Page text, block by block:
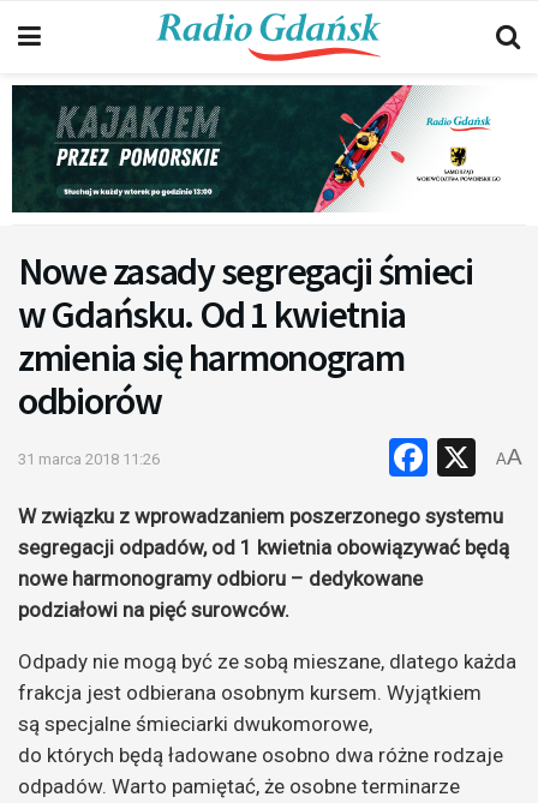
Nowe zasady segregacji śmieci
w Gdańsku. Od 1 kwietnia
zmienia się harmonogram
odbiorów
31 marca 2018 11:26 X
AA
W związku z wprowadzaniem poszerzonego systemu
segregacji odpadów, od 1 kwietnia obowiązywać będą
nowe harmonogramy odbioru – dedykowane
podziałowi na pięć surowców.
Odpady nie mogą być ze sobą mieszane, dlatego każda
frakcja jest odbierana osobnym kursem. Wyjątkiem
są specjalne śmieciarki dwukomorowe,
do których będą ładowane osobno dwa różne rodzaje
odpadów. Warto pamiętać, że osobne terminarze